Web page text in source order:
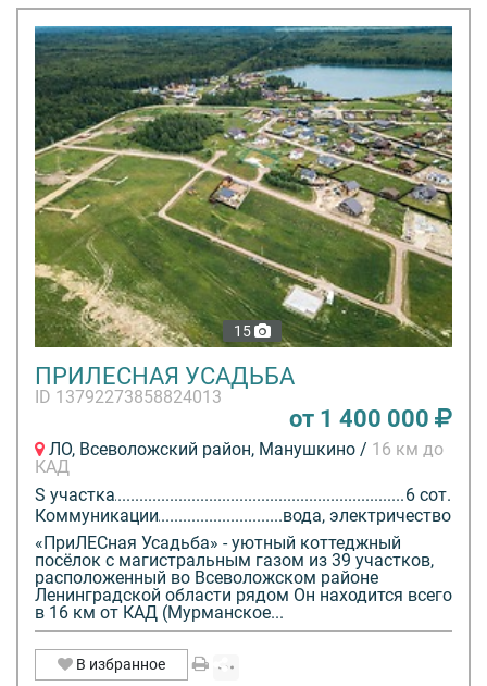
15
ПРИЛЕСНАЯ УСАДЬБА
ID 13792273858824013
от 1 400 000
ЛО, Всеволожский район, Манушкино / 16 км до
КАД
S участка
6 сот.
Коммуникации
вода, электричество
«ПриЛЕСная Усадьба» - уютный коттеджный
посёлок с магистральным газом из 39 участков,
расположенный во Всеволожском районе
Ленинградской области рядом Он находится всего
в 16 км от КАД (Мурманское...
В избранное